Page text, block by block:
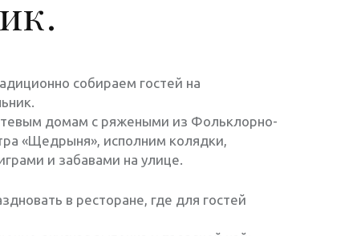
собираем гостей на
домам с ряжеными из Фольклорно-
«Щедрыня», исполним колядки,
и забавами на улице.
в ресторане, где для гостей